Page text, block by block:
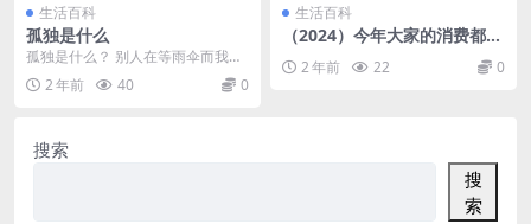
生活百科
孤独是什么
孤独是什么？ 别人在等雨伞而我在
等雨停……
2 年前 40 0
生活百科
（2024）今年大家的消费都降
2 年前 22 0
搜索
搜
索